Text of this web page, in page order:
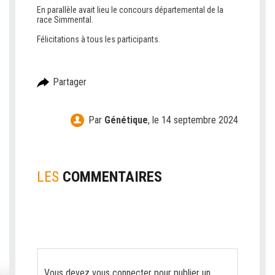
En parallèle avait lieu le concours départemental de la
race Simmental.
Félicitations à tous les participants.
Partager
Par Génétique, le 14 septembre 2024
LES COMMENTAIRES
Vous devez vous connecter pour publier un